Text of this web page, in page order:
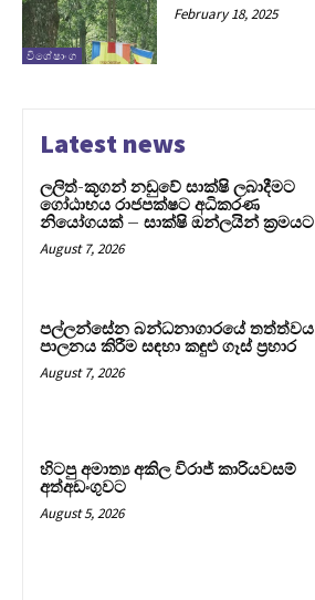
විශේෂාංග
February 18, 2025
Latest news
ලලිත්-කූගන් නඩුවේ සාක්ෂි ලබාදීමට
ගෝඨාභය රාජපක්ෂට අධිකරණ
නියෝගයක් – සාක්ෂි ඔන්ලයින් ක්‍රමයට
August 7, 2026
පල්ලන්සේන බන්ධනාගාරයේ තත්ත්වය
පාලනය කිරීම සඳහා කඳුළු ගෑස් ප්‍රහාර
August 7, 2026
හිටපු අමාත්‍ය අකිල විරාජ් කාරියවසම්
අත්අඩංගුවට
August 5, 2026